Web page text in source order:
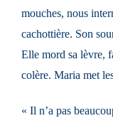
mouches, nous
cachottière. Son
Elle mord sa lèvre,
colère. Maria met
« Il n’a pas